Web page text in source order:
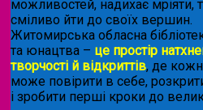
можливостей, надихає мріяти,
сміливо йти до своїх вершин.
Житомирська обласна
та юнацтва – це простір
творчості й відкриттів, де
може повірити в себе,
і зробити перші кроки до